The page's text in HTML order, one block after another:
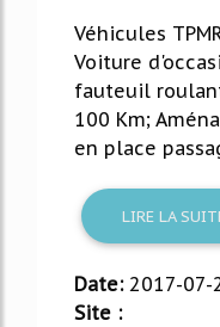
Véhicules
Voiture
fauteuil
100 Km;
en place
LIRE LA
Date: 2017-07-
Site :